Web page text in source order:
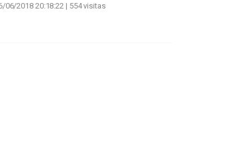
06/2018 20:18:22 | 554 visitas